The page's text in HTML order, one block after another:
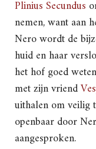
Plinius Secundus
nemen, want aan
Nero wordt de
huid en haar
het hof goed
met zijn vriend
uithalen om veilig
openbaar door
aangesproken.